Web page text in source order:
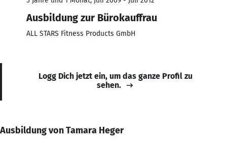
Ausbildung zur Bürokauffrau
ALL STARS Fitness Products GmbH
Logg Dich jetzt ein, um das ganze Profil zu
sehen.
Ausbildung von Tamara Heger